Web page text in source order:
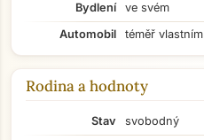
Bydlení
ve svém
Automobil
téměř vlastním
Rodina a hodnoty
Stav
svobodný